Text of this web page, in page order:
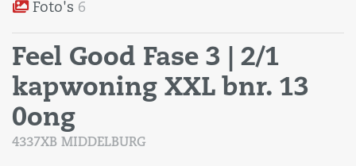
Foto's 6
Feel Good Fase 3 | 2/1
kapwoning XXL bnr. 13
0ong
4337XB MIDDELBURG